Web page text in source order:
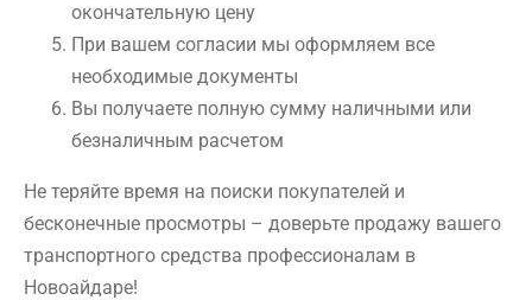
окончательную цену
При вашем согласии мы оформляем все
необходимые документы
Вы получаете полную сумму наличными или
безналичным расчетом
Не теряйте время на поиски покупателей и
бесконечные просмотры – доверьте продажу вашего
транспортного средства профессионалам в
Новоайдаре!